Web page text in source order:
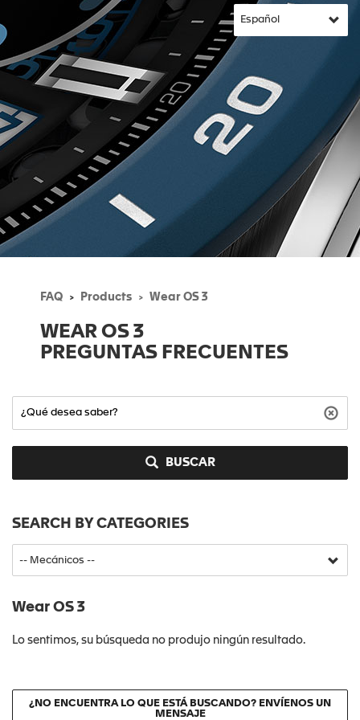
FAQ Products Wear OS 3
WEAR OS 3
PREGUNTAS FRECUENTES
BUSCAR
SEARCH BY CATEGORIES
Wear OS 3
Lo sentimos, su búsqueda no produjo ningún resultado.
¿NO ENCUENTRA LO QUE ESTÁ BUSCANDO? ENVÍENOS UN
MENSAJE